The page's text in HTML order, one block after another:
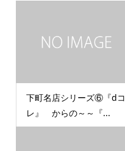
下町名店シリーズ⑥『dコ
レ』 からの～～『...